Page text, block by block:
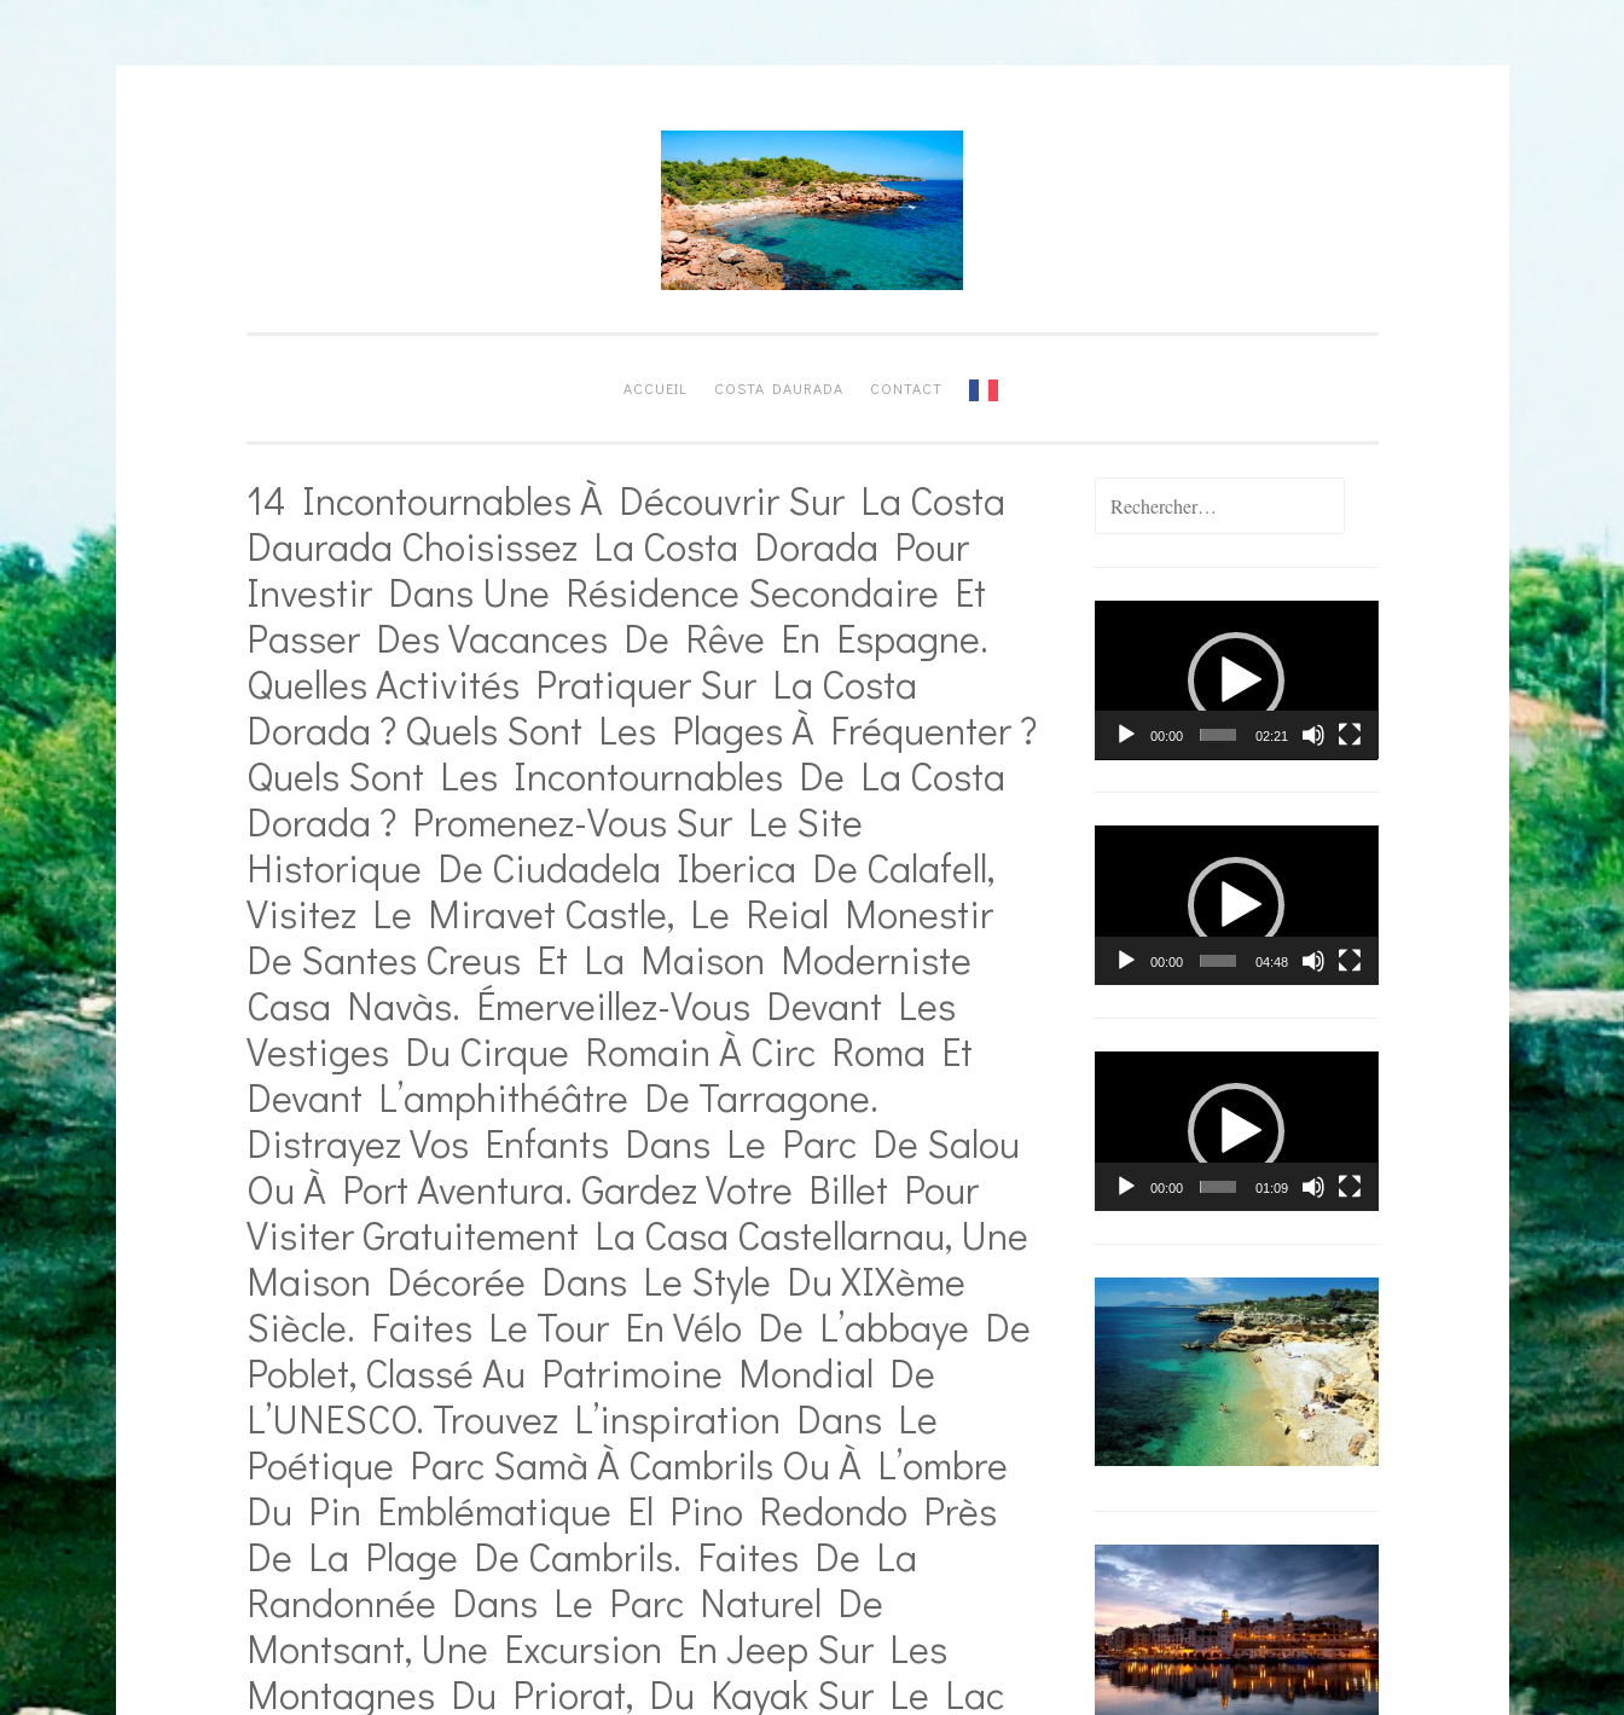
ACCUEIL COSTA DAURADA CONTACT
14 Incontournables À Découvrir Sur La Costa
Daurada Choisissez La Costa Dorada Pour
Investir Dans Une Résidence Secondaire Et
Passer Des Vacances De Rêve En Espagne.
Quelles Activités Pratiquer Sur La Costa
Dorada ? Quels Sont Les Plages À Fréquenter ?
Quels Sont Les Incontournables De La Costa
Dorada ? Promenez-Vous Sur Le Site
Historique De Ciudadela Iberica De Calafell,
Visitez Le Miravet Castle, Le Reial Monestir
De Santes Creus Et La Maison Moderniste
Casa Navàs. Émerveillez-Vous Devant Les
Vestiges Du Cirque Romain À Circ Roma Et
Devant L’amphithéâtre De Tarragone.
Distrayez Vos Enfants Dans Le Parc De Salou
Ou À Port Aventura. Gardez Votre Billet Pour
Visiter Gratuitement La Casa Castellarnau, Une
Maison Décorée Dans Le Style Du XIXème
Siècle. Faites Le Tour En Vélo De L’abbaye De
Poblet, Classé Au Patrimoine Mondial De
L’UNESCO. Trouvez L’inspiration Dans Le
Poétique Parc Samà À Cambrils Ou À L’ombre
Du Pin Emblématique El Pino Redondo Près
De La Plage De Cambrils. Faites De La
Randonnée Dans Le Parc Naturel De
Montsant, Une Excursion En Jeep Sur Les
Montagnes Du Priorat, Du Kayak Sur Le Lac
Rechercher :
00:00 02:21
00:00 04:48
00:00 01:09